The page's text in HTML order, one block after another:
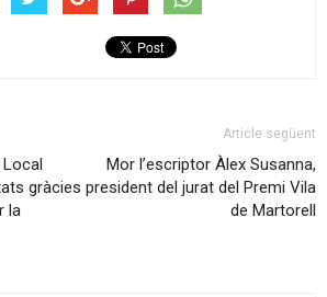
gràcies
la
Article següent
Mor l’escriptor Àlex Susanna,
president del jurat del Premi Vila
de Martorell